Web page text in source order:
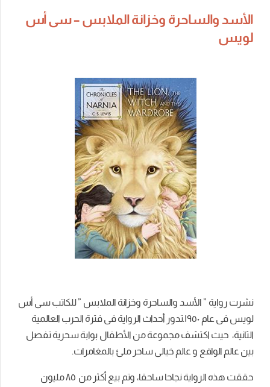
الأسد والساحرة وخزانة الملابس – سى أس
لويس
نشرت رواية ” الأسد والساحرة وخزانة الملابس ” للكاتب سى أس
لويس فى عام ١٩٥۰.تدور أحداث الرواية فى فترة الحرب العالمية
الثانية، حيث اكتشف مجموعة من الأطفال بوابة سحرية تفصل
بين عالم الواقع و عالم خيالى ساحر ملئ بالمغامرات.
حققت هذه الرواية نجاحا ساحقا، وتم بيع أكثر من ٨٥ مليون